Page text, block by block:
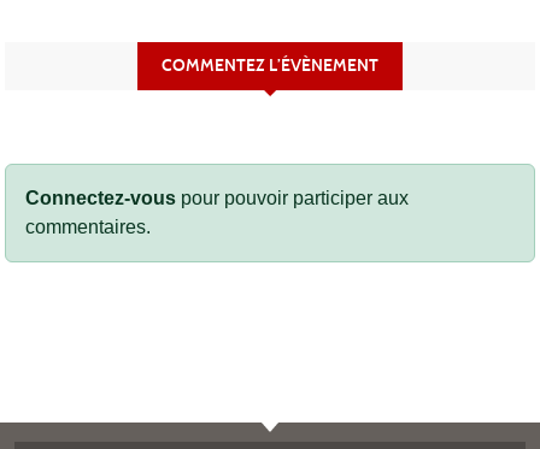
COMMENTEZ L’ÉVÈNEMENT
Connectez-vous pour pouvoir participer aux
commentaires.